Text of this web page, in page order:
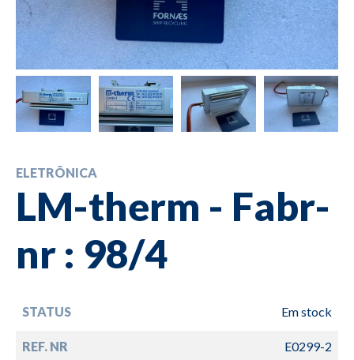
ELETRÔNICA
LM-therm - Fabr-
nr : 98/4
STATUS Em stock
REF. NR E0299-2